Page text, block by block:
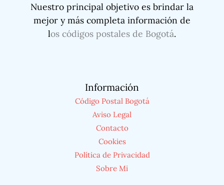
Nuestro principal objetivo es brindar la
mejor y más completa información de
los códigos postales de Bogotá.
Información
Código Postal Bogotá
Aviso Legal
Contacto
Cookies
Política de Privacidad
Sobre Mi